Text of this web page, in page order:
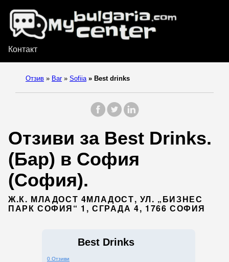
Контакт
Отзив » Bar » Sofiia » Best drinks
Отзиви за Best Drinks.
(Бар) в София
(София).
Ж.К. МЛАДОСТ 4МЛАДОСТ, УЛ. „БИЗНЕС
ПАРК СОФИЯ“ 1, СГРАДА 4, 1766 СОФИЯ
Best Drinks
0 Отзиви